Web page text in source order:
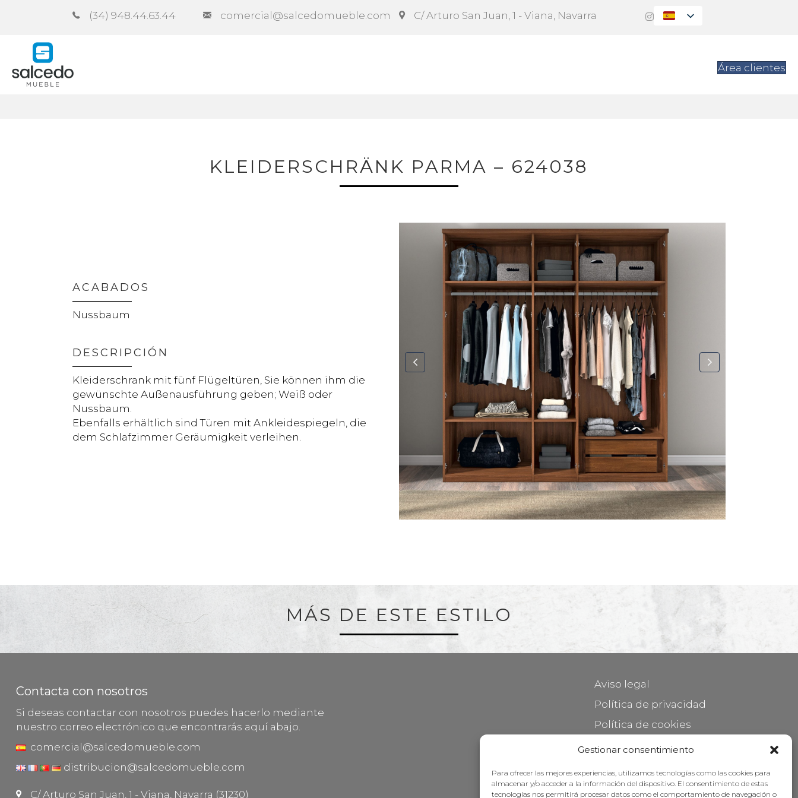
Gestionar consentimiento
Para ofrecer las mejores experiencias, utilizamos tecnologías como las cookies para
almacenar y/o acceder a la información del dispositivo. El consentimiento de estas
tecnologías nos permitirá procesar datos como el comportamiento de navegación o
(34) 948.44.63.44 comercial@salcedomueble.com C/ Arturo San Juan, 1 - Viana, Navarra
Área clientes
KLEIDERSCHRÄNK PARMA – 624038
ACABADOS
Nussbaum
DESCRIPCIÓN
Kleiderschrank mit fünf Flügeltüren, Sie können ihm die
gewünschte Außenausführung geben; Weiß oder
Nussbaum.
Ebenfalls erhältlich sind Türen mit Ankleidespiegeln, die
dem Schlafzimmer Geräumigkeit verleihen.
MÁS DE ESTE ESTILO
Contacta con nosotros
Si deseas contactar con nosotros puedes hacerlo mediante
nuestro correo electrónico que encontrarás aquí abajo.
comercial@salcedomueble.com
distribucion@salcedomueble.com
C/ Arturo San Juan, 1 - Viana, Navarra (31230)
Aviso legal
Política de privacidad
Política de cookies
Mantener su mueble